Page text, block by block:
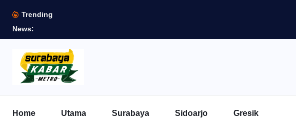
Trending
News:
Home Utama Surabaya Sidoarjo Gresik